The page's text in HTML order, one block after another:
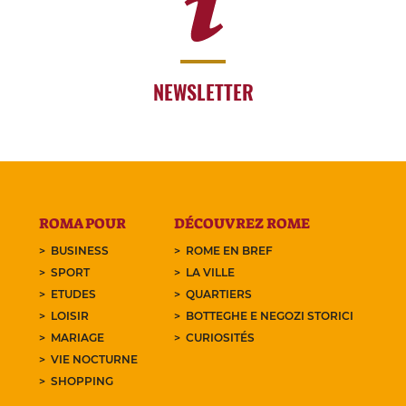
NEWSLETTER
ROMA POUR
BUSINESS
SPORT
ETUDES
LOISIR
MARIAGE
VIE NOCTURNE
SHOPPING
DÉCOUVREZ ROME
ROME EN BREF
LA VILLE
QUARTIERS
BOTTEGHE E NEGOZI STORICI
CURIOSITÉS